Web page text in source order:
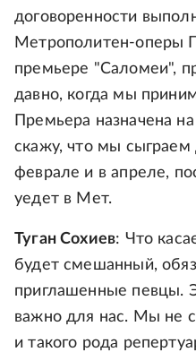
договоренности
Метрополитен-оперы
премьере "Саломеи",
давно, когда мы
Премьера назначена
скажу, что мы сыграем
феврале и в апреле,
уедет в Мет.
Туган Сохиев: Что
будет смешанный,
приглашенные певцы.
важно для нас. Мы не
и такого рода